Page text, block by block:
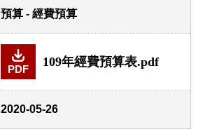
預算 - 經費預算
PDF
109年經費預算表.pdf
2020-05-26